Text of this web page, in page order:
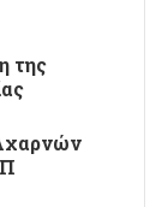
της